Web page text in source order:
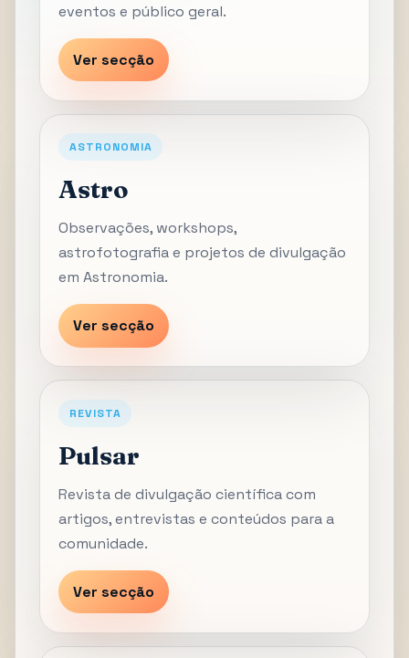
eventos e público geral.
Ver secção
ASTRONOMIA
Astro
Observações, workshops,
astrofotografia e projetos de divulgação
em Astronomia.
Ver secção
REVISTA
Pulsar
Revista de divulgação científica com
artigos, entrevistas e conteúdos para a
comunidade.
Ver secção